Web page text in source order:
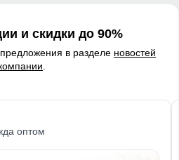
и скидки до 90%
в разделе новостей
оптом